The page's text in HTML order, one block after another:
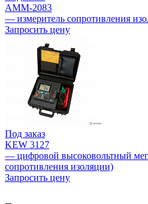
АММ-2083
— измеритель сопротивления
Запросить цену
Под заказ
KEW 3127
— цифровой высоковольтный
сопротивления изоляции)
Запросить цену